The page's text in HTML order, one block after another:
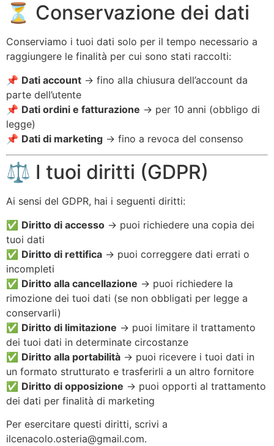
⏳ Conservazione dei dati
Conserviamo i tuoi dati solo per il tempo necessario a
raggiungere le finalità per cui sono stati raccolti:
📌 Dati account → fino alla chiusura dell’account da
parte dell’utente
📌 Dati ordini e fatturazione → per 10 anni (obbligo di
legge)
📌 Dati di marketing → fino a revoca del consenso
⚖️ I tuoi diritti (GDPR)
Ai sensi del GDPR, hai i seguenti diritti:
✅ Diritto di accesso → puoi richiedere una copia dei
tuoi dati
✅ Diritto di rettifica → puoi correggere dati errati o
incompleti
✅ Diritto alla cancellazione → puoi richiedere la
rimozione dei tuoi dati (se non obbligati per legge a
conservarli)
✅ Diritto di limitazione → puoi limitare il trattamento
dei tuoi dati in determinate circostanze
✅ Diritto alla portabilità → puoi ricevere i tuoi dati in
un formato strutturato e trasferirli a un altro fornitore
✅ Diritto di opposizione → puoi opporti al trattamento
dei dati per finalità di marketing
Per esercitare questi diritti, scrivi a
ilcenacolo.osteria@gmail.com.